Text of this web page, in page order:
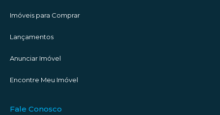
Imóveis para Comprar
Lançamentos
Anunciar Imóvel
Encontre Meu Imóvel
Fale Conosco